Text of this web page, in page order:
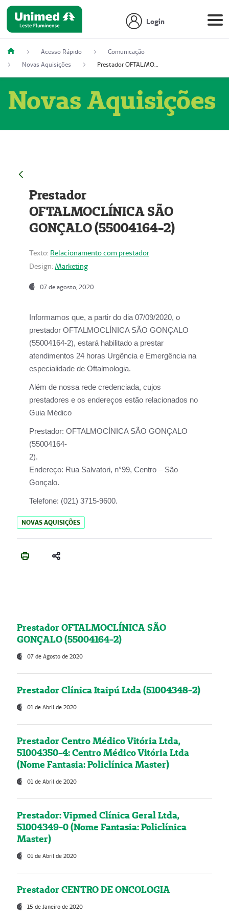
Login
Acesso Rápido
Comunicação
Novas Aquisições
Prestador OFTALMOCLÍNICA SÃO GONÇALO (55004164-2)
Novas Aquisições
Prestador
OFTALMOCLÍNICA SÃO
GONÇALO (55004164-2)
Texto: Relacionamento com prestador
Design: Marketing
07 de agosto, 2020
Informamos que, a partir do dia07/09/2020, o
prestador OFTALMOCLÍNICA SÃO GONÇALO
(55004164-2), estará habilitado a prestar
atendimentos 24 horas Urgência e Emergência na
especialidade de Oftalmologia.
Além de nossa rede credenciada, cujos
prestadores e os endereços estão relacionados no
Guia Médico
Prestador: OFTALMOCÍNICA SÃO GONÇALO
(55004164-
2).
Endereço: Rua Salvatori, n°99, Centro – São
Gonçalo.
Telefone: (021) 3715-9600.
NOVAS AQUISIÇÕES
Prestador OFTALMOCLÍNICA SÃO
GONÇALO (55004164-2)
07 de Agosto de 2020
Prestador Clínica Itaipú Ltda (51004348-2)
01 de Abril de 2020
Prestador Centro Médico Vitória Ltda,
51004350-4: Centro Médico Vitória Ltda
(Nome Fantasia: Policlínica Master)
01 de Abril de 2020
Prestador: Vipmed Clínica Geral Ltda,
51004349-0 (Nome Fantasia: Policlínica
Master)
01 de Abril de 2020
Prestador CENTRO DE ONCOLOGIA
15 de Janeiro de 2020